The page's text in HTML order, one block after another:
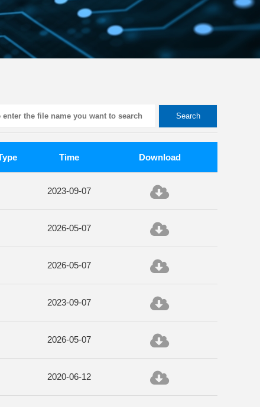
Search
Time Download
2023-09-07
2026-05-07
2026-05-07
2023-09-07
2026-05-07
2020-06-12